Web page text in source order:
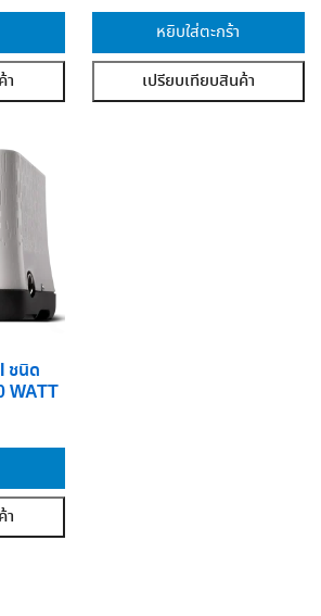
า
หยิบใส่ตะกร้า
เปรียบเทียบสินค้า
ชนิด
WATT
า